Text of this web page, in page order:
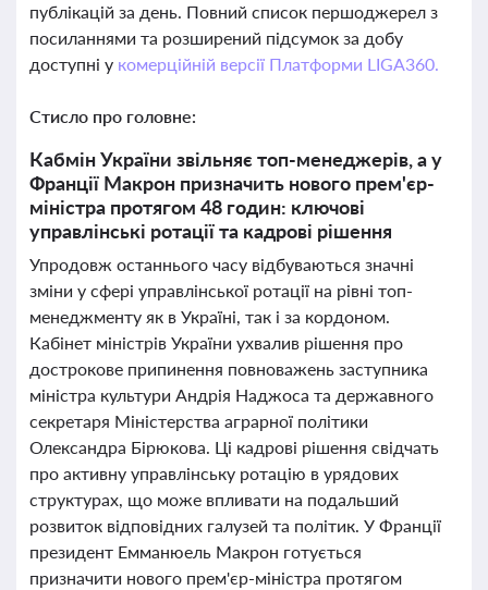
публікацій за день. Повний список першоджерел з
посиланнями та розширений підсумок за добу
доступні у комерційній версії Платформи LIGA360.
Стисло про головне:
Кабмін України звільняє топ-менеджерів, а у
Франції Макрон призначить нового прем'єр-
міністра протягом 48 годин: ключові
управлінські ротації та кадрові рішення
Упродовж останнього часу відбуваються значні
зміни у сфері управлінської ротації на рівні топ-
менеджменту як в Україні, так і за кордоном.
Кабінет міністрів України ухвалив рішення про
дострокове припинення повноважень заступника
міністра культури Андрія Наджоса та державного
секретаря Міністерства аграрної політики
Олександра Бірюкова. Ці кадрові рішення свідчать
про активну управлінську ротацію в урядових
структурах, що може впливати на подальший
розвиток відповідних галузей та політик. У Франції
президент Емманюель Макрон готується
призначити нового прем'єр-міністра протягом